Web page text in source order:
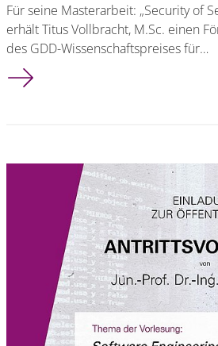
Für seine Masterarbeit: „Security of
erhält Titus Vollbracht, M.Sc. einen
des GDD-Wissenschaftspreises für…
GDD-Wissenschaftspreis für den